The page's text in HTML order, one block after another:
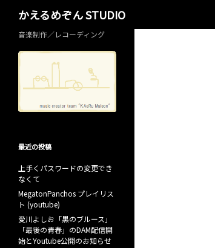
かえるめぞん STUDIO
音楽制作／レコーディング
最近の投稿
上手くパスワードの変更でき
なくて
MegatonPanchos プレイリス
ト (youtube)
愛川よしお「黒のブルース」
「最後の青春」のDAM配信開
始とYoutube公開のお知らせ